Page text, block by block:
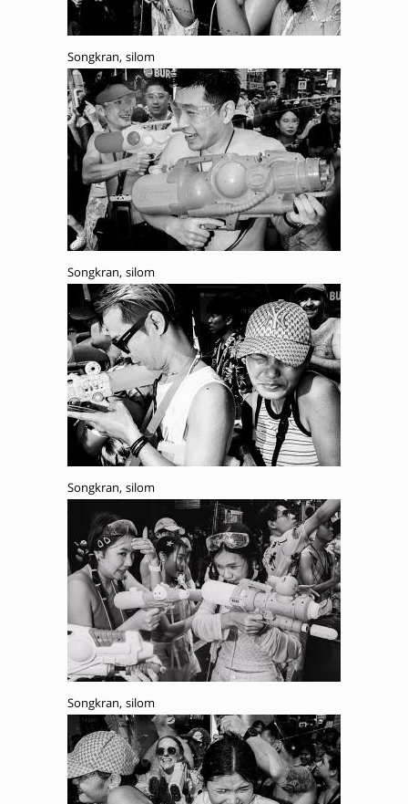
Songkran, silom
Songkran, silom
Songkran, silom
Songkran, silom